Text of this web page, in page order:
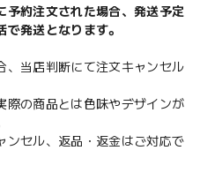
予約注文された場合、発送予定
発送となります。
、当店判断にて注文キャンセル
際の商品とは色味やデザインが
ンセル、返品・返金はご対応で